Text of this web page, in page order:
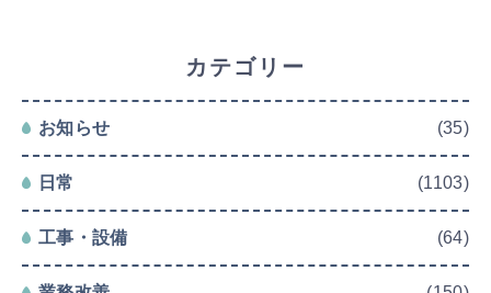
カテゴリー
お知らせ (35)
日常 (1103)
工事・設備 (64)